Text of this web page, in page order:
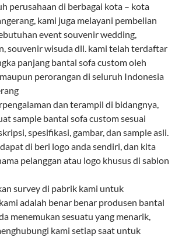
perusahaan di berbagai kota – kota
kami juga melayani pembelian
event souvenir wedding,
souvenir wisuda dll. kami telah terdaftar
panjang bantal sofa custom oleh
perorangan di seluruh Indonesia
dan terampil di bidangnya,
sample bantal sofa custom sesuai
spesifikasi, gambar, dan sample asli.
di beri logo anda sendiri, dan kita
pelanggan atau logo khusus di sablon
survey di pabrik kami untuk
adalah benar benar produsen bantal
menemukan sesuatu yang menarik,
kami setiap saat untuk